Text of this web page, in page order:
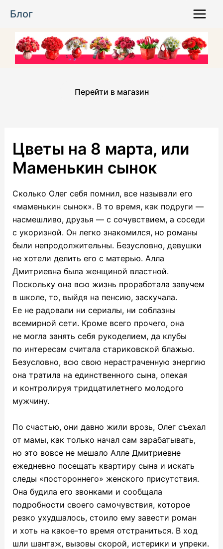
Блог
Menu
Перейти в магазин
Цветы на 8 марта, или
Маменькин сынок
Сколько Олег себя помнил, все называли его
«маменькин сынок». В то время, как подруги —
насмешливо, друзья — с сочувствием, а соседи
с укоризной. Он легко знакомился, но романы
были непродолжительны. Безусловно, девушки
не хотели делить его с матерью. Алла
Дмитриевна была женщиной властной.
Поскольку она всю жизнь проработала завучем
в школе, то, выйдя на пенсию, заскучала.
Ее не радовали ни сериалы, ни соблазны
всемирной сети. Кроме всего прочего, она
не могла занять себя рукоделием, да клубы
по интересам считала стариковской блажью.
Безусловно, всю свою нерастраченную энергию
она тратила на единственного сына, опекая
и контролируя тридцатилетнего молодого
мужчину.
По счастью, они давно жили врозь, Олег съехал
от мамы, как только начал сам зарабатывать,
но это вовсе не мешало Алле Дмитриевне
ежедневно посещать квартиру сына и искать
следы «постороннего» женского присутствия.
Она будила его звонками и сообщала
подробности своего самочувствия, которое
резко ухудшалось, стоило ему завести роман
и хоть на какое-то время отстраниться. В ход
шли шантаж, вызовы скорой, истерики и упреки.